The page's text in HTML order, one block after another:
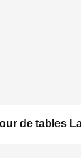
de tables